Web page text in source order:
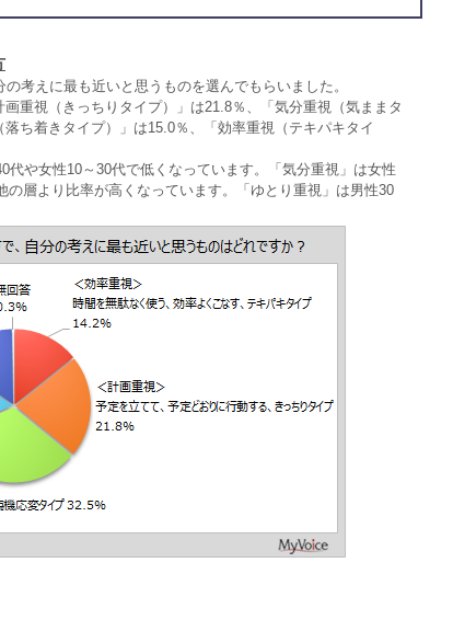
考えに最も近いと思うものを選んでもらいました。
重視（きっちりタイプ）」は21.8％、「気分重視（気ままタ
ち着きタイプ）」は15.0％、「効率重視（テキパキタイ
代や女性10～30代で低くなっています。「気分重視」は女性
層より比率が高くなっています。「ゆとり重視」は男性30